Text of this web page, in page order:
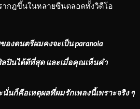
ากฎขึ้นในหลายซีนตลอดทั้งวิดีโอ
องดนตรีผมคงจะเป็น paranoia
ปินได้ดีที่สุด และเมื่อคุณเห็นคำ
นก็คือเหตุผลที่ผมรักเพลงนี้เพราะจริง ๆ